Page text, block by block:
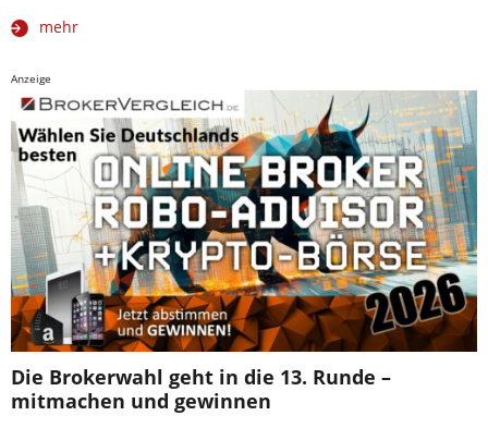
mehr
Anzeige
Die Brokerwahl geht in die 13. Runde –
mitmachen und gewinnen